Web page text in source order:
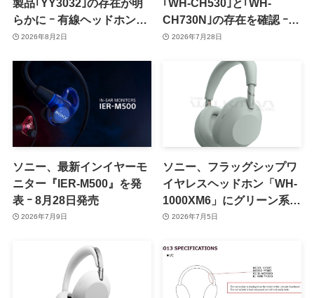
製品｢YY3032｣の存在が明
らかに ｰ 有線ヘッドホンの
新モデルか
2026年8月2日
｢WH-CH530｣と｢WH-
CH730N｣の存在を確認 ｰ
8〜9月に正式発表か
2026年7月28日
ソニー、最新インイヤーモ
ニター『IER-M500』を発
表 ｰ 8月28日発売
2026年7月9日
ソニー、フラッグシップワ
イヤレスヘッドホン「WH-
1000XM6」にグリーン系の
新色を追加か
2026年7月5日